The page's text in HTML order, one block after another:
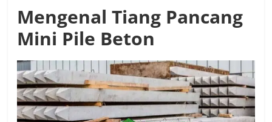
Mengenal Tiang Pancang
Mini Pile Beton